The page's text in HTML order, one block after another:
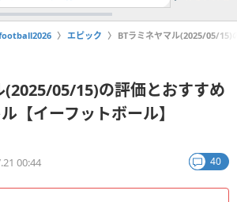
エピック BTラミネヤマル(2025/05/15)
(2025/05/15)の評価とおすすめ
【イーフットボール】
00:44
40